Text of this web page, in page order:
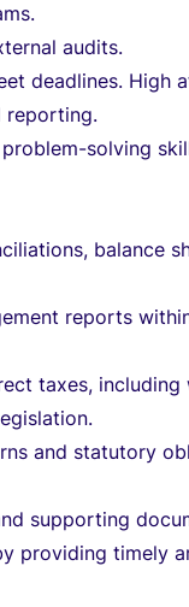
audits.
deadlines. High
reporting.
solving
balance
reports
taxes, including
and statutory
supporting
providing timely